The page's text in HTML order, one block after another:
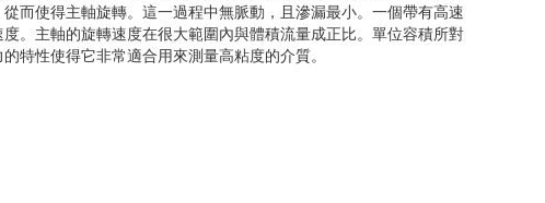
而使得主軸旋轉。這一過程中無脈動，且滲漏最小。一個帶有高速
。主軸的旋轉速度在很大範圍內與體積流量成正比。單位容積所對
特性使得它非常適合用來測量高粘度的介質。